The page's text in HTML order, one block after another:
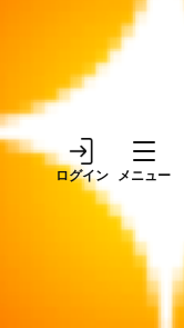
ログイン メニュー
円！急速成
全容
兆円市場に成
現在地を把握
と課題をまとめ